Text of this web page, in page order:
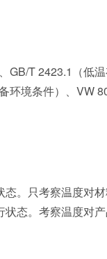
T 2423.1（低温
境条件）、VW
。只考察温度对材
态。考察温度对产